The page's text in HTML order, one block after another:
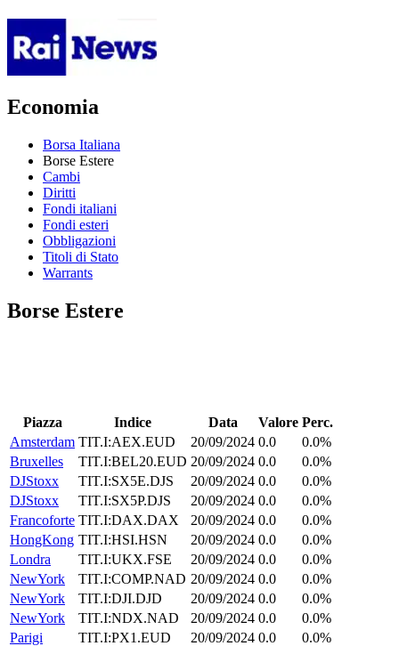
Economia
Borsa Italiana
Borse Estere
Cambi
Diritti
Fondi italiani
Fondi esteri
Obbligazioni
Titoli di Stato
Warrants
Borse Estere
Piazza Indice Data Valore Perc.
Amsterdam TIT.I:AEX.EUD 20/09/2024 0.0
0.0%
Bruxelles
TIT.I:BEL20.EUD 20/09/2024 0.0
0.0%
DJStoxx
TIT.I:SX5E.DJS 20/09/2024 0.0
0.0%
DJStoxx
TIT.I:SX5P.DJS 20/09/2024 0.0
0.0%
Francoforte TIT.I:DAX.DAX 20/09/2024 0.0
0.0%
HongKong TIT.I:HSI.HSN 20/09/2024 0.0
0.0%
Londra
TIT.I:UKX.FSE 20/09/2024 0.0
0.0%
NewYork
TIT.I:COMP.NAD 20/09/2024 0.0
0.0%
NewYork
TIT.I:DJI.DJD 20/09/2024 0.0
0.0%
NewYork
TIT.I:NDX.NAD 20/09/2024 0.0
0.0%
Parigi
TIT.I:PX1.EUD 20/09/2024 0.0
0.0%